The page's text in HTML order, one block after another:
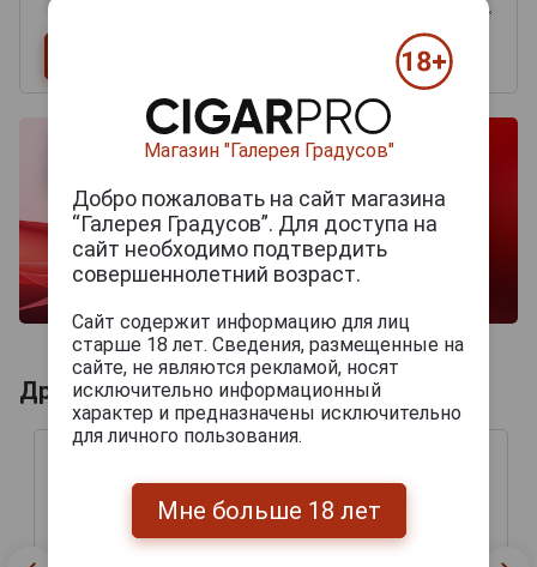
Другие продукты бренда PERDOMO
Магазин "Галерея Градусов"
Добро пожаловать на сайт магазина
“Галерея Градусов”. Для доступа на
сайт необходимо подтвердить
совершеннолетний возраст.
Сайт содержит информацию для лиц
старше 18 лет. Сведения, размещенные на
сайте, не являются рекламой, носят
исключительно информационный
характер и предназначены исключительно
для личного пользования.
Мне больше 18 лет